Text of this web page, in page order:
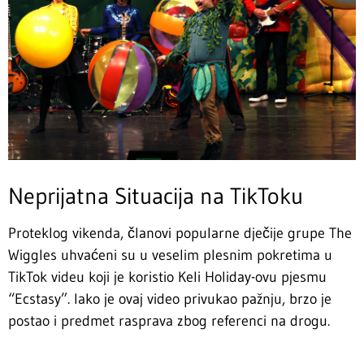
Neprijatna Situacija na TikToku
Proteklog vikenda, članovi popularne dječije grupe The
Wiggles uhvaćeni su u veselim plesnim pokretima u
TikTok videu koji je koristio Keli Holiday-ovu pjesmu
“Ecstasy”. Iako je ovaj video privukao pažnju, brzo je
postao i predmet rasprava zbog referenci na drogu.